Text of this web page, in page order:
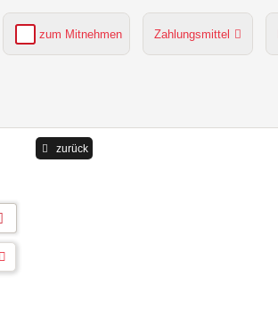
zum Mitnehmen Zahlungsmittel
zurück